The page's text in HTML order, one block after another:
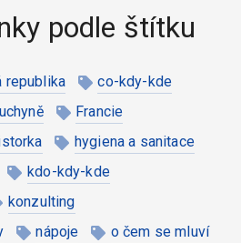
podle štítku
republika
co-kdy-kde
Francie
hygiena a sanitace
kdo-kdy-kde
konzulting
nápoje
o čem se mluví